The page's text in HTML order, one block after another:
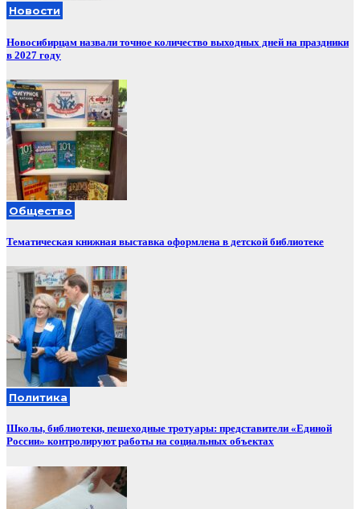
Новости
Новосибирцам назвали точное количество выходных дней на праздники
в 2027 году
Общество
Тематическая книжная выставка оформлена в детской библиотеке
Политика
Школы, библиотеки, пешеходные тротуары: представители «Единой
России» контролируют работы на социальных объектах